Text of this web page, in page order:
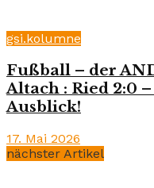
gsi.kolumne
Fußball – der
Altach : Ried 2:0
Ausblick!
17. Mai 2026
nächster Artikel